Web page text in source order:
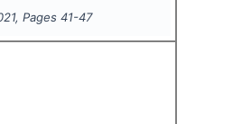
, Pages 41-47